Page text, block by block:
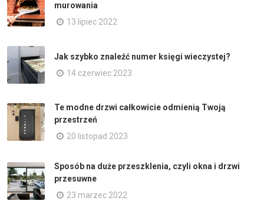
murowania
13 lipiec 2022
Jak szybko znaleźć numer księgi wieczystej?
14 czerwiec 2023
Te modne drzwi całkowicie odmienią Twoją
przestrzeń
20 listopad 2023
Sposób na duże przeszklenia, czyli okna i drzwi
przesuwne
23 marzec 2022